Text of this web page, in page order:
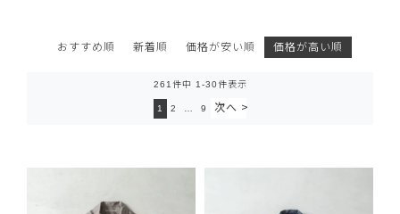
おすすめ順 新着順 価格が安い順 価格が高い順
261 件中 1 -30件表示
1 2 9